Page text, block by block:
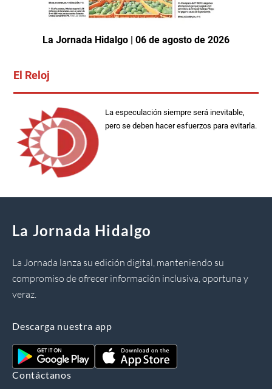
La Jornada Hidalgo | 06 de agosto de 2026
El Reloj
La especulación siempre será inevitable,
pero se deben hacer esfuerzos para evitarla.
La Jornada Hidalgo
La Jornada lanza su edición digital, manteniendo su
compromiso de ofrecer información inclusiva, oportuna y
veraz.
Descarga nuestra app
Contáctanos